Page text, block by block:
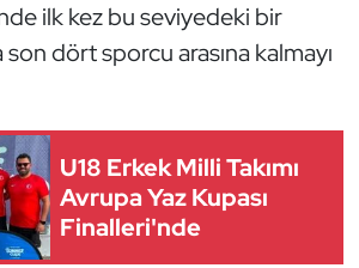
ilk kez bu seviyedeki bir
dört sporcu arasına kalmayı
U18 Erkek Milli Takımı
Avrupa Yaz Kupası
Finalleri'nde